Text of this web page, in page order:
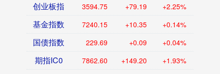
创业板指 3594.75 +79.19 +2.25%
基金指数 7240.15 +10.35 +0.14%
国债指数 229.69 +0.09 +0.04%
期指IC0 7862.60 +149.20 +1.93%